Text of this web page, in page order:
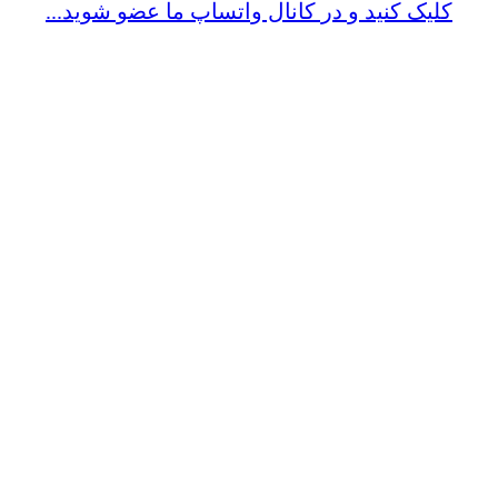
کلیک کنید و در کانال واتساپ ما عضو شوید...